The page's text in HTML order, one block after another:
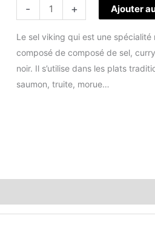
- + Ajouter
Le sel viking qui est une spécialité
composé de composé de sel,
noir. Il s’utilise dans les plats
saumon, truite, morue…